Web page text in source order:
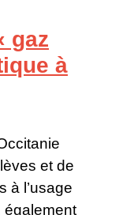
gaz
à
et de
à l’usage
également